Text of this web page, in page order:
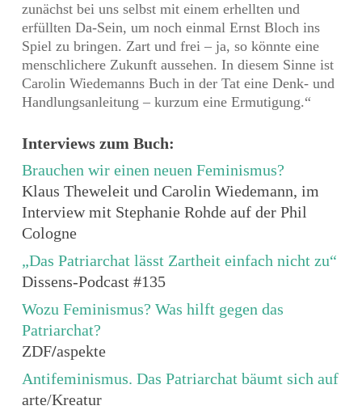
zunächst bei uns selbst mit einem erhellten und
erfüllten Da-Sein, um noch einmal Ernst Bloch ins
Spiel zu bringen. Zart und frei – ja, so könnte eine
menschlichere Zukunft aussehen. In diesem Sinne ist
Carolin Wiedemanns Buch in der Tat eine Denk- und
Handlungsanleitung – kurzum eine Ermutigung.“
Interviews zum Buch:
Brauchen wir einen neuen Feminismus?
Klaus Theweleit und Carolin Wiedemann, im
Interview mit Stephanie Rohdeauf der Phil
Cologne
„Das Patriarchat lässt Zartheit einfach nicht zu“
Dissens-Podcast #135
Wozu Feminismus? Was hilft gegen das
Patriarchat?
ZDF/aspekte
Antifeminismus. Das Patriarchat bäumt sich auf
arte/Kreatur